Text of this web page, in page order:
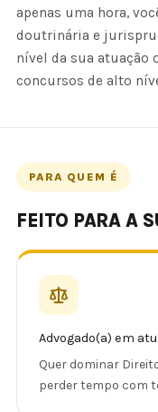
apenas uma hora,
doutrinária e
nível da sua atuação
concursos de alto
PARA QUEM É
FEITO PARA A
Advogado(a) em
Quer dominar
perder tempo com